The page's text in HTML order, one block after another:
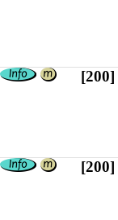
[200]
[200]